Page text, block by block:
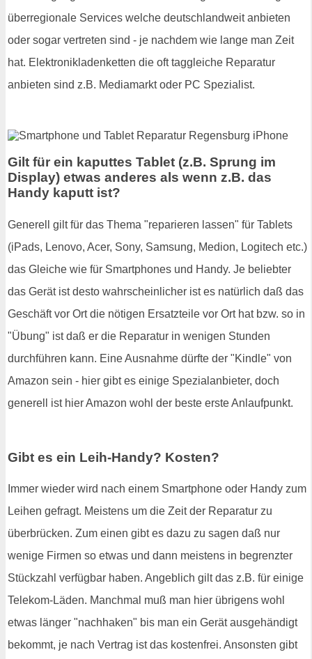
überregionale Services welche deutschlandweit anbieten
oder sogar vertreten sind - je nachdem wie lange man Zeit
hat. Elektronikladenketten die oft taggleiche Reparatur
anbieten sind z.B. Mediamarkt oder PC Spezialist.
Gilt für ein kaputtes Tablet (z.B. Sprung im
Display) etwas anderes als wenn z.B. das
Handy kaputt ist?
Generell gilt für das Thema "reparieren lassen" für Tablets
(iPads, Lenovo, Acer, Sony, Samsung, Medion, Logitech etc.)
das Gleiche wie für Smartphones und Handy. Je beliebter
das Gerät ist desto wahrscheinlicher ist es natürlich daß das
Geschäft vor Ort die nötigen Ersatzteile vor Ort hat bzw. so in
"Übung" ist daß er die Reparatur in wenigen Stunden
durchführen kann. Eine Ausnahme dürfte der "Kindle" von
Amazon sein - hier gibt es einige Spezialanbieter, doch
generell ist hier Amazon wohl der beste erste Anlaufpunkt.
Gibt es ein Leih-Handy? Kosten?
Immer wieder wird nach einem Smartphone oder Handy zum
Leihen gefragt. Meistens um die Zeit der Reparatur zu
überbrücken. Zum einen gibt es dazu zu sagen daß nur
wenige Firmen so etwas und dann meistens in begrenzter
Stückzahl verfügbar haben. Angeblich gilt das z.B. für einige
Telekom-Läden. Manchmal muß man hier übrigens wohl
etwas länger "nachhaken" bis man ein Gerät ausgehändigt
bekommt, je nach Vertrag ist das kostenfrei. Ansonsten gibt